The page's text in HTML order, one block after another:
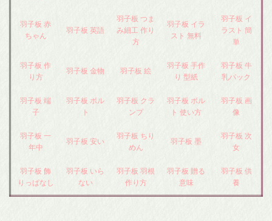
羽子板 赤
ちゃん
羽子板 英語
羽子板 つま
み細工 作り
方
羽子板 イラ
スト 無料
羽子板 イ
ラスト 簡
単
羽子板 作
り方
羽子板 金物 羽子板 絵
羽子板 手作
り 型紙
羽子板 牛
乳パック
羽子板 端
子
羽子板 ボル
ト
羽子板 クラ
ンプ
羽子板 ボル
ト 使い方
羽子板 画
像
羽子板 一
年中
羽子板 安い
羽子板 ちり
めん
羽子板 墨
羽子板 次
女
羽子板 飾
りっぱなし
羽子板 いら
ない
羽子板 羽根
作り方
羽子板 贈る
意味
羽子板 供
養